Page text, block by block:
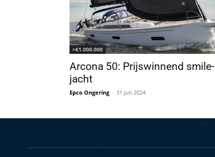
>€1.000.000
Arcona 50: Prijswinnend smile-
jacht
Epco Ongering - 31 juli 2024